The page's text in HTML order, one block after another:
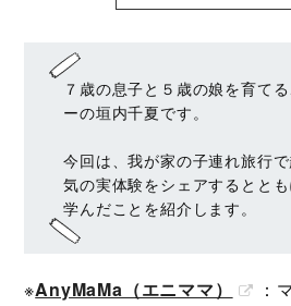
７歳の息子と５歳の娘を育て
ーの垣内千夏です。
今回は、我が家の子連れ旅行
気の実体験をシェアするとと
学んだことを紹介します。
※AnyMaMa（エニママ）
：